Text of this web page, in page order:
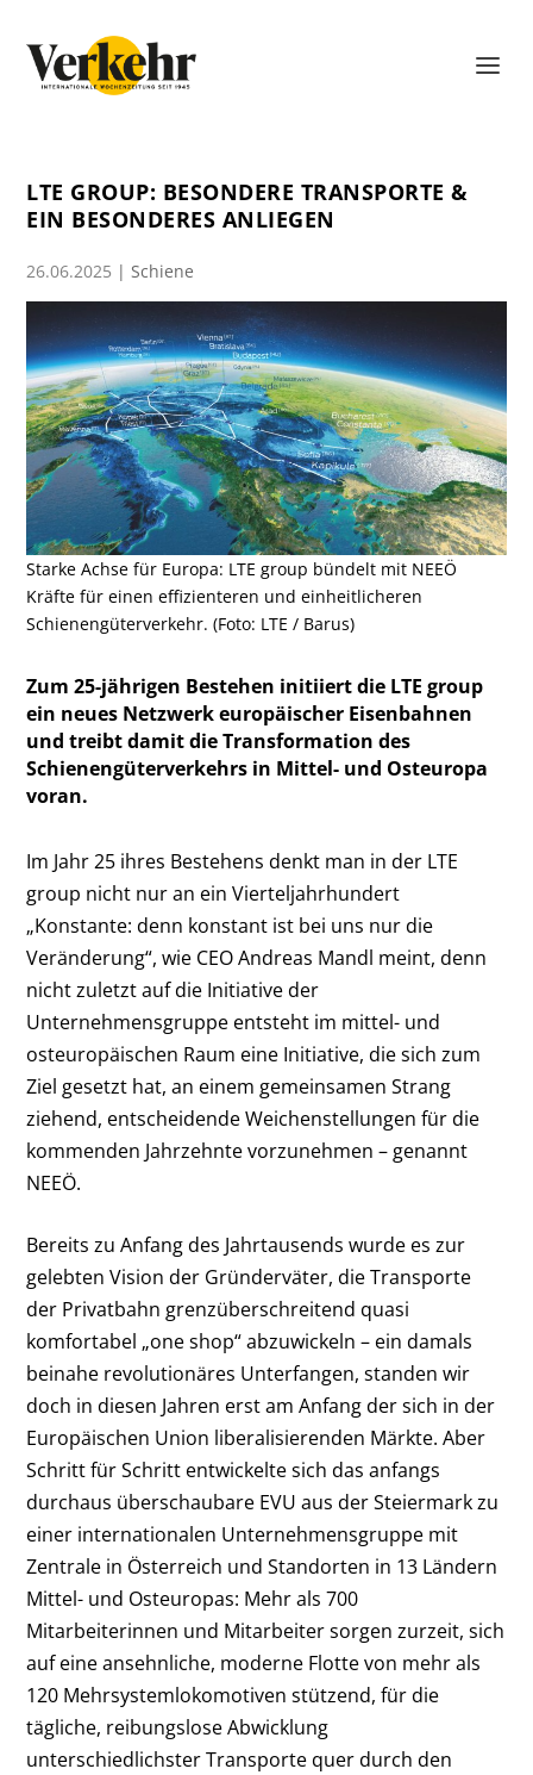
LTE GROUP: BESONDERE TRANSPORTE &
EIN BESONDERES ANLIEGEN
26.06.2025 |Schiene
Starke Achse für Europa: LTE group bündelt mit NEEÖ
Kräfte für einen effizienteren und einheitlicheren
Schienengüterverkehr. (Foto: LTE / Barus)
Zum 25-jährigen Bestehen initiiert die LTE group
ein neues Netzwerk europäischer Eisenbahnen
und treibt damit die Transformation des
Schienengüterverkehrs in Mittel- und Osteuropa
voran.
Im Jahr 25 ihres Bestehens denkt man in der LTE
group nicht nur an ein Vierteljahrhundert
„Konstante: denn konstant ist bei uns nur die
Veränderung“, wie CEO Andreas Mandl meint, denn
nicht zuletzt auf die Initiative der
Unternehmensgruppe entsteht im mittel- und
osteuropäischen Raum eine Initiative, die sich zum
Ziel gesetzt hat, an einem gemeinsamen Strang
ziehend, entscheidende Weichenstellungen für die
kommenden Jahrzehnte vorzunehmen – genannt
NEEÖ.
Bereits zu Anfang des Jahrtausends wurde es zur
gelebten Vision der Gründerväter, die Transporte
der Privatbahn grenzüberschreitend quasi
komfortabel „one shop“ abzuwickeln – ein damals
beinahe revolutionäres Unterfangen, standen wir
doch in diesen Jahren erst am Anfang der sich in der
Europäischen Union liberalisierenden Märkte. Aber
Schritt für Schritt entwickelte sich das anfangs
durchaus überschaubare EVU aus der Steiermark zu
einer internationalen Unternehmensgruppe mit
Zentrale in Österreich und Standorten in 13 Ländern
Mittel- und Osteuropas: Mehr als 700
Mitarbeiterinnen und Mitarbeiter sorgen zurzeit, sich
auf eine ansehnliche, moderne Flotte von mehr als
120 Mehrsystemlokomotiven stützend, für die
tägliche, reibungslose Abwicklung
unterschiedlichster Transporte quer durch den